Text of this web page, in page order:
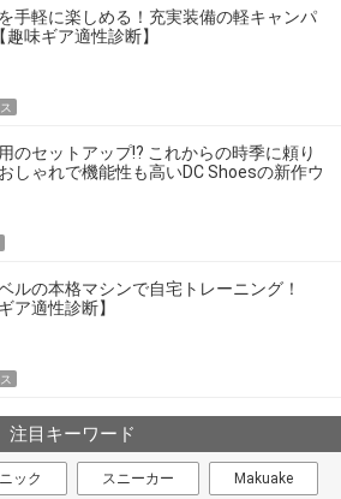
手軽に楽しめる！充実装備の軽キャンパ
趣味ギア適性診断】
のセットアップ!? これからの時季に頼り
しゃれで機能性も高いDC Shoesの新作ウ
ルの本格マシンで自宅トレーニング！
ア適性診断】
注目キーワード
ック スニーカー Makuake